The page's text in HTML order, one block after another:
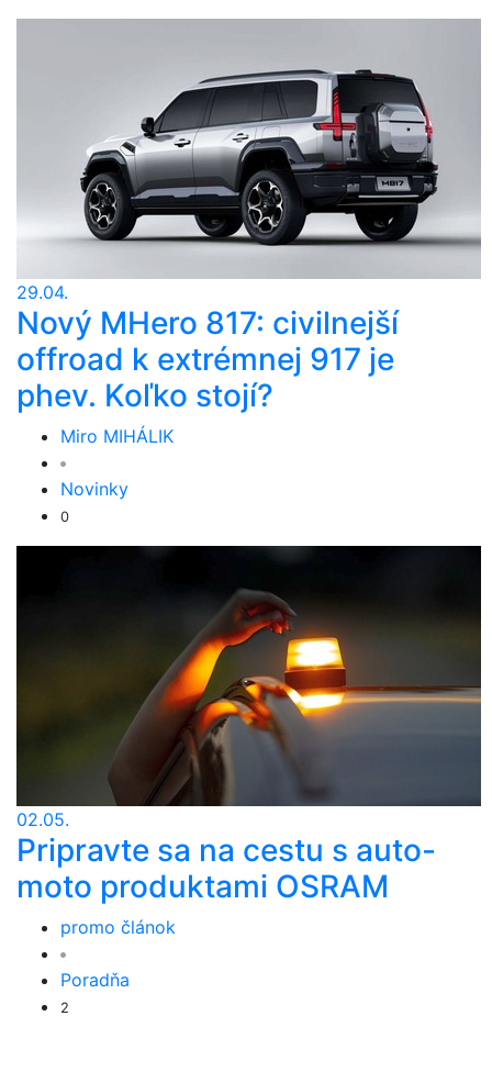
29.04.
Nový MHero 817: civilnejší
offroad k extrémnej 917 je
phev. Koľko stojí?
Miro MIHÁLIK
Novinky
0
02.05.
Pripravte sa na cestu s auto-
moto produktami OSRAM
promo článok
Poradňa
2